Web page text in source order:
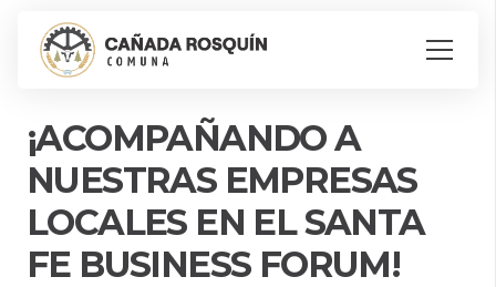
¡ACOMPAÑANDO A
NUESTRAS EMPRESAS
LOCALES EN EL SANTA
FE BUSINESS FORUM!